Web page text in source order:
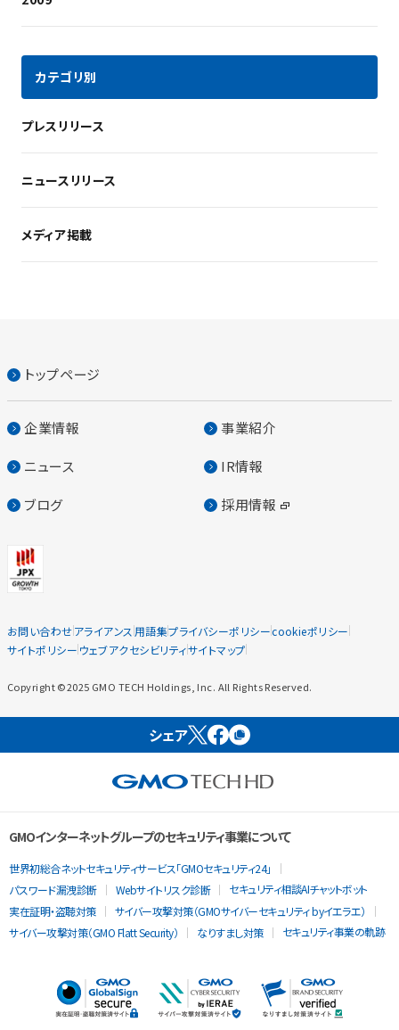
カテゴリ別
プレスリリース
ニュースリリース
メディア掲載
トップページ
企業情報 事業紹介
ニュース IR情報
ブログ 採用情報
お問い合わせアライアンス 用語集プライバシーポリシーcookieポリシー
サイトポリシー ウェブアクセシビリティサイトマップ
Copyright ©2025 GMO TECH Holdings, Inc. All Rights Reserved.
シェア
GMOインターネットグループのセキュリティ事業について
世界初総合ネットセキュリティサービス「GMOセキュリティ24」
パスワード漏洩診断
Webサイトリスク診断
セキュリティ相談AIチャットボット
実在証明・盗聴対策
サイバー攻撃対策（GMOサイバーセキュリティ byイエラエ）
サイバー攻撃対策（GMO Flatt Security）
なりすまし対策 セキュリティ事業の軌跡